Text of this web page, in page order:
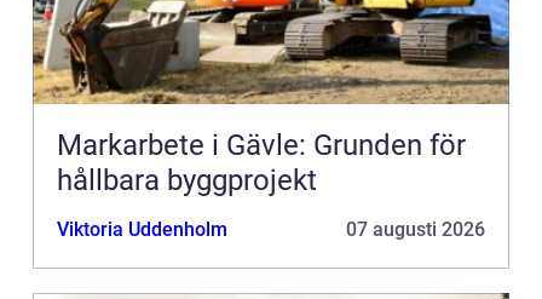
Markarbete i Gävle: Grunden för
hållbara byggprojekt
Viktoria Uddenholm 07 augusti 2026